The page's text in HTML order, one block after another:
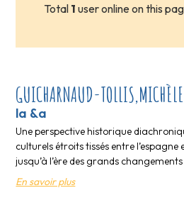
Total 1 user online on this
GUICHARNAUD-TOLLIS,MICHÈLE
la &a
Une perspective historique
culturels étroits tissés entre
jusqu’à l’ère des grands
En savoir plus